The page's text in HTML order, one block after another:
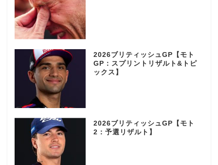
2026ブリティッシュGP【モト
GP：スプリントリザルト&トピ
ックス】
2026ブリティッシュGP【モト
2：予選リザルト】